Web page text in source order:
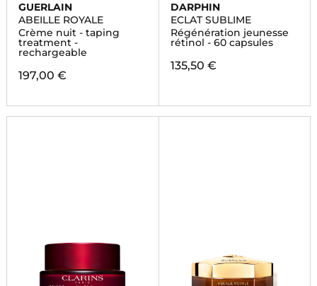
GUERLAIN
ABEILLE ROYALE
Crème nuit - taping
treatment -
rechargeable
197,00 €
DARPHIN
ECLAT SUBLIME
Régénération jeunesse
rétinol - 60 capsules
135,50 €